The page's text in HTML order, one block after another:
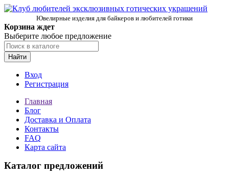
Ювелирные изделия для байкеров и любителей готики
Корзина ждет
Выберите любое предложение
Найти
Вход
Регистрация
Главная
Блог
Доставка и Оплата
Контакты
FAQ
Карта сайта
Каталог предложений